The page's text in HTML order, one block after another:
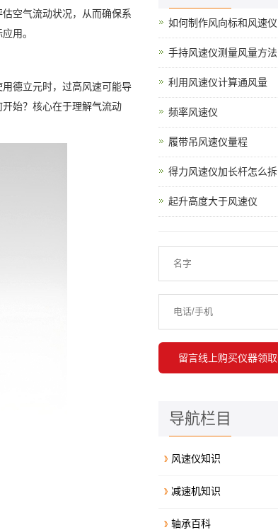
空气流动状况，从而确保系
用。
德立元时，过高风速可能导
始？核心在于理解气流动
如何制作风向标和风速仪
手持风速仪测量风量方法
利用风速仪计算通风量
频率风速仪
履带吊风速仪量程
得力风速仪加长杆怎么拆
起升高度大于风速仪
导航栏目
风速仪知识
减速机知识
轴承百科